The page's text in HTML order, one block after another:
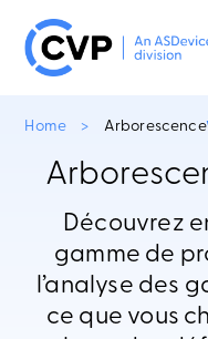
À
Home >
Découvrez
gamme de
l’analyse des
ce que vous